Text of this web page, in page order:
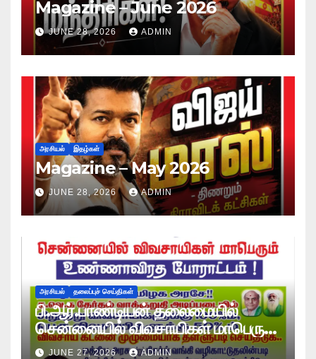
Magazine – June 2026
JUNE 28, 2026 ADMIN
அரசியல் இதழ்கள்
Magazine – May 2026
JUNE 28, 2026 ADMIN
அரசியல் தலைப்புச் செய்திகள்
பி.ஆர்.பாண்டியன் தலைமையில்
சென்னையில் விவசாயிகள் மாபெரும்
உண்ணாவிரத போராட்டம் !
JUNE 27, 2026 ADMIN